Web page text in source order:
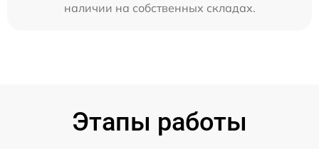
наличии на собственных складах.
Этапы работы